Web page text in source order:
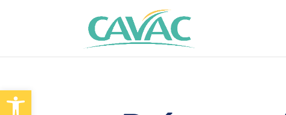
Ouvrir la barre d’outils